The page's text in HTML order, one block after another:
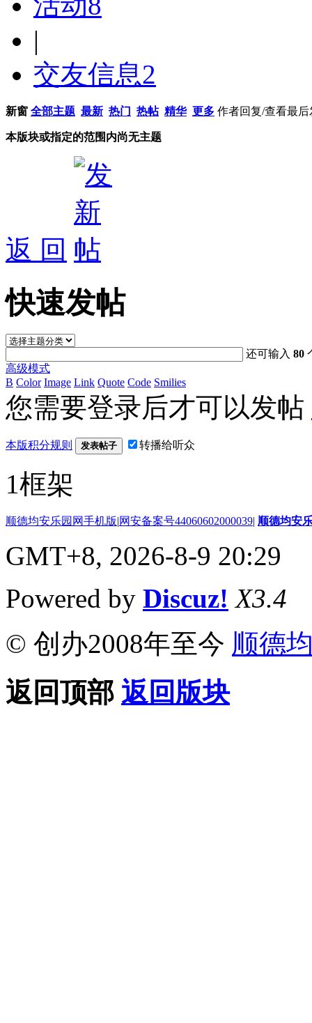
|
交友信息2
新窗 全部主题 最新 热门 热帖 精华 更多 作者回复/查看最后
本版块或指定的范围内尚无主题
返 回
快速发帖
还可输入80
高级模式
B Color Image Link Quote Code Smilies
您需要登录后才可以发帖
本版积分规则 发表帖子 转播给听众
1框架
顺德均安乐园网手机版|网安备案号44060602000039| 顺德均安
GMT+8, 2026-8-9 20:29
Powered by Discuz! X3.4
© 创办2008年至今 顺德
返回顶部 返回版块